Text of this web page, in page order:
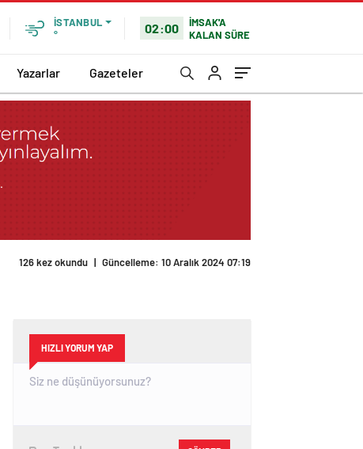
İSTANBUL
°
02:00
İMSAK'A
KALAN SÜRE
Yazarlar Gazeteler
126 kez okundu | Güncelleme: 10 Aralık 2024 07:19
HIZLI YORUM YAP